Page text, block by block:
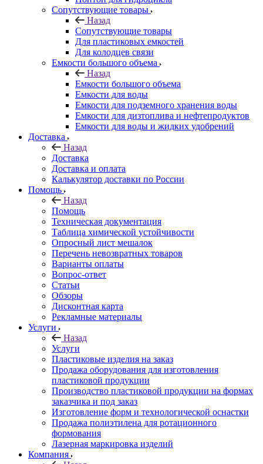
Сопутствующие товары
Назад
Сопутствующие товары
Для пластиковых емкостей
Для колодцев связи
Емкости большого объема
Назад
Емкости большого объема
Емкости для воды
Емкости для подземного хранения воды
Емкости для дизтоплива и нефтепродуктов
Емкости для воды и жидких удобрений
Доставка
Назад
Доставка
Доставка и оплата
Калькулятор доставки по России
Помощь
Назад
Помощь
Техническая документация
Таблица химической устойчивости
Опросный лист мешалок
Перечень невозвратных товаров
Варианты оплаты
Вопрос-ответ
Статьи
Обзоры
Дисконтная карта
Рекламные материалы
Услуги
Назад
Услуги
Пластиковые изделия на заказ
Продажа оборудования для изготовления
пластиковой продукции
Производство пластиковой продукции на формах
заказчика и под заказ
Изготовление форм и технологической оснастки
Продажа полиэтилена для ротационного
формования
Лазерная маркировка изделий
Компания